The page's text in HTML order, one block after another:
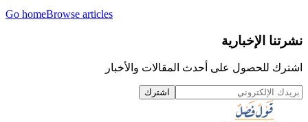
Go homeBrowse articles
نشرتنا الإخبارية
اشترك للحصول على أحدث المقالات والأخبار
اشترك